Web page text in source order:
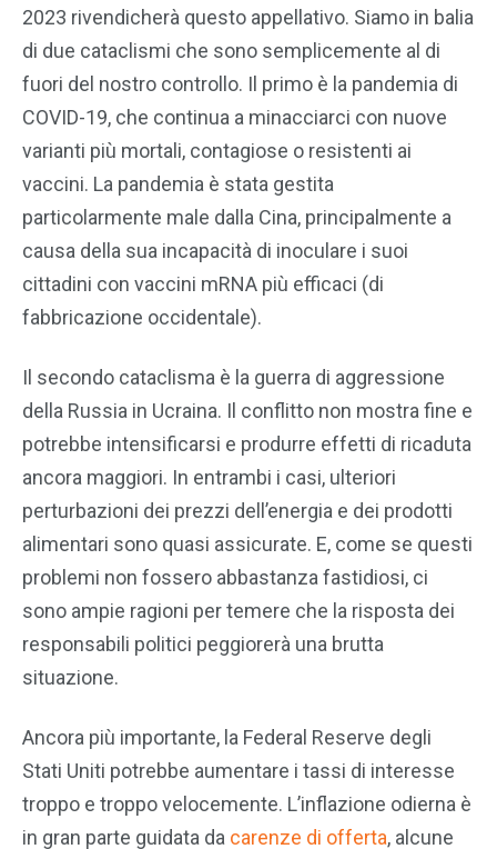
2023 rivendicherà questo appellativo. Siamo in balia
di due cataclismi che sono semplicemente al di
fuori del nostro controllo. Il primo è la pandemia di
COVID-19, che continua a minacciarci con nuove
varianti più mortali, contagiose o resistenti ai
vaccini. La pandemia è stata gestita
particolarmente male dalla Cina, principalmente a
causa della sua incapacità di inoculare i suoi
cittadini con vaccini mRNA più efficaci (di
fabbricazione occidentale).
Il secondo cataclisma è la guerra di aggressione
della Russia in Ucraina. Il conflitto non mostra fine e
potrebbe intensificarsi e produrre effetti di ricaduta
ancora maggiori. In entrambi i casi, ulteriori
perturbazioni dei prezzi dell’energia e dei prodotti
alimentari sono quasi assicurate. E, come se questi
problemi non fossero abbastanza fastidiosi, ci
sono ampie ragioni per temere che la risposta dei
responsabili politici peggiorerà una brutta
situazione.
Ancora più importante, la Federal Reserve degli
Stati Uniti potrebbe aumentare i tassi di interesse
troppo e troppo velocemente. L’inflazione odierna è
in gran parte guidata da carenze di offerta, alcune